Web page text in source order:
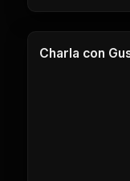
Charla con